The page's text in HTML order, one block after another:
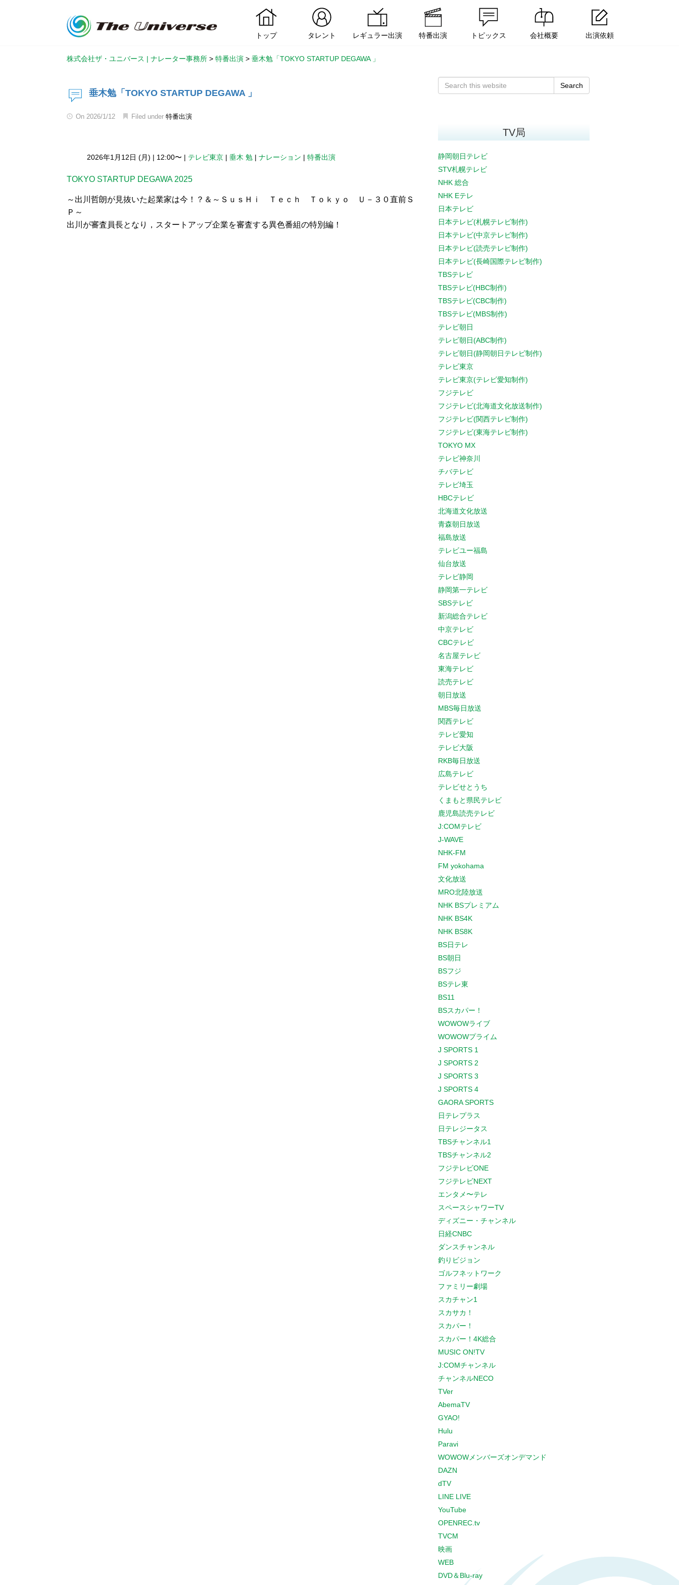
トップ タレント レギュラー出演 特番出演 トピックス 会社概要 出演依頼
株式会社ザ・ユニバース | ナレーター事務所 > 特番出演 > 垂木勉「TOKYO STARTUP DEGAWA 」
垂木勉「TOKYO STARTUP DEGAWA 」
On 2026/1/12 Filed under 特番出演
2026年1月12日 (月) | 12:00〜 | テレビ東京 | 垂木 勉 | ナレーション | 特番出演
TOKYO STARTUP DEGAWA 2025
～出川哲朗が見抜いた起業家は今！？＆～ＳｕｓＨｉ Ｔｅｃｈ Ｔｏｋｙｏ Ｕ－３０直前Ｓ
Ｐ～
出川が審査員長となり，スタートアップ企業を審査する異色番組の特別編！
Search
TV局
静岡朝日テレビ
STV札幌テレビ
NHK 総合
NHK Eテレ
日本テレビ
日本テレビ(札幌テレビ制作)
日本テレビ(中京テレビ制作)
日本テレビ(読売テレビ制作)
日本テレビ(長崎国際テレビ制作)
TBSテレビ
TBSテレビ(HBC制作)
TBSテレビ(CBC制作)
TBSテレビ(MBS制作)
テレビ朝日
テレビ朝日(ABC制作)
テレビ朝日(静岡朝日テレビ制作)
テレビ東京
テレビ東京(テレビ愛知制作)
フジテレビ
フジテレビ(北海道文化放送制作)
フジテレビ(関西テレビ制作)
フジテレビ(東海テレビ制作)
TOKYO MX
テレビ神奈川
チバテレビ
テレビ埼玉
HBCテレビ
北海道文化放送
青森朝日放送
福島放送
テレビユー福島
仙台放送
テレビ静岡
静岡第一テレビ
SBSテレビ
新潟総合テレビ
中京テレビ
CBCテレビ
名古屋テレビ
東海テレビ
読売テレビ
朝日放送
MBS毎日放送
関西テレビ
テレビ愛知
テレビ大阪
RKB毎日放送
広島テレビ
テレビせとうち
くまもと県民テレビ
鹿児島読売テレビ
J:COMテレビ
J-WAVE
NHK-FM
FM yokohama
文化放送
MRO北陸放送
NHK BSプレミアム
NHK BS4K
NHK BS8K
BS日テレ
BS朝日
BSフジ
BSテレ東
BS11
BSスカパー！
WOWOWライブ
WOWOWプライム
J SPORTS 1
J SPORTS 2
J SPORTS 3
J SPORTS 4
GAORA SPORTS
日テレプラス
日テレジータス
TBSチャンネル1
TBSチャンネル2
フジテレビONE
フジテレビNEXT
エンタメ〜テレ
スペースシャワーTV
ディズニー・チャンネル
日経CNBC
ダンスチャンネル
釣りビジョン
ゴルフネットワーク
ファミリー劇場
スカチャン1
スカサカ！
スカパー！
スカパー！4K総合
MUSIC ON!TV
J:COMチャンネル
チャンネルNECO
TVer
AbemaTV
GYAO!
Hulu
Paravi
WOWOWメンバーズオンデマンド
DAZN
dTV
LINE LIVE
YouTube
OPENREC.tv
TVCM
映画
WEB
DVD＆Blu-ray